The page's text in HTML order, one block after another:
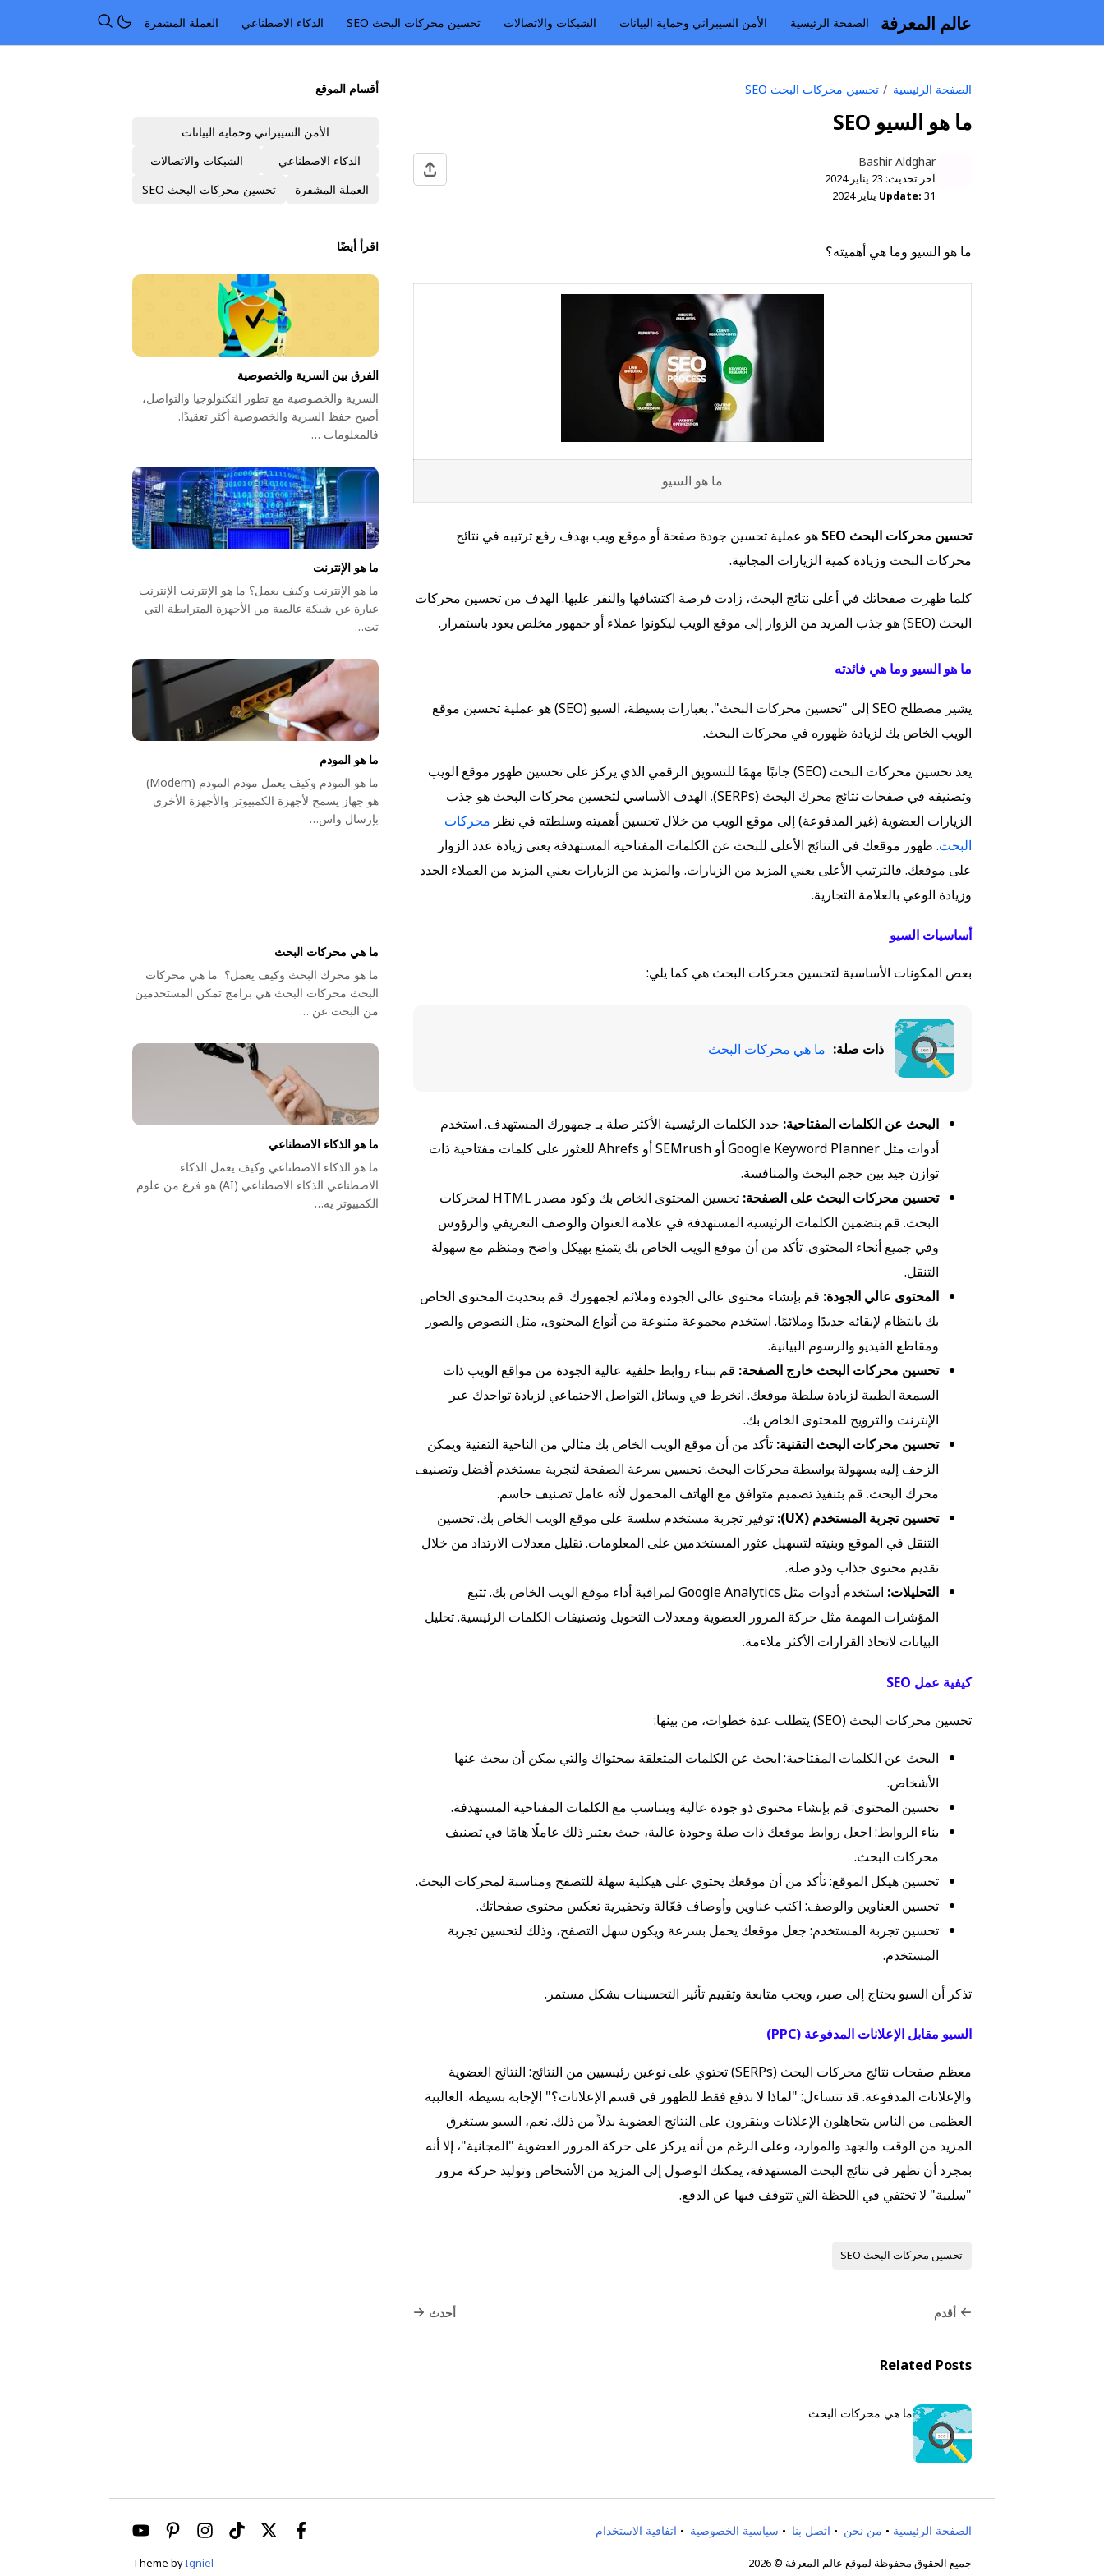
عالم المعرفة الصفحة الرئيسية الأمن السيبراني وحماية البيانات الشبكات والاتصالات تحسين محركات البحث SEO الذكاء الاصطناعي العملة المشفرة
الصفحة الرئيسية تحسين محركات البحث SEO
ما هو السيو SEO
Bashir Aldghar
آخر تحديث: 23 يناير 2024
Update: 31 يناير 2024
ما هو السيو وما هي أهميته؟
ما هو السيو
تحسين محركات البحث SEO
هو عملية تحسين جودة صفحة أو موقع ويب بهدف رفع ترتيبه في نتائج
محركات البحث وزيادة كمية الزيارات المجانية.
كلما ظهرت صفحاتك في أعلى نتائج البحث، زادت فرصة اكتشافها والنقر عليها. الهدف من تحسين محركات
البحث (SEO) هو جذب المزيد من الزوار إلى موقع الويب ليكونوا عملاء أو جمهور مخلص يعود باستمرار.
ما هو السيو وما هي فائدته
يشير مصطلح SEO إلى "تحسين محركات البحث". بعبارات بسيطة، السيو (SEO) هو عملية تحسين موقع
الويب الخاص بك لزيادة ظهوره في محركات البحث.
يعد تحسين محركات البحث (SEO) جانبًا مهمًا للتسويق الرقمي الذي يركز على تحسين ظهور موقع الويب
وتصنيفه في صفحات نتائج محرك البحث (SERPs). الهدف الأساسي لتحسين محركات البحث هو جذب
الزيارات العضوية (غير المدفوعة) إلى موقع الويب من خلال تحسين أهميته وسلطته في نظر محركات
البحث. ظهور موقعك في النتائج الأعلى للبحث عن الكلمات المفتاحية المستهدفة يعني زيادة عدد الزوار
على موقعك. فالترتيب الأعلى يعني المزيد من الزيارات. والمزيد من الزيارات يعني المزيد من العملاء الجدد
وزيادة الوعي بالعلامة التجارية.
أساسيات السيو
بعض المكونات الأساسية لتحسين محركات البحث هي كما يلي:
ذات صلة: ما هي محركات البحث
البحث عن الكلمات المفتاحية: حدد الكلمات الرئيسية الأكثر صلة بـ جمهورك المستهدف. استخدم
أدوات مثل Google Keyword Planner أو SEMrush أو Ahrefs للعثور على كلمات مفتاحية ذات
توازن جيد بين حجم البحث والمنافسة.
تحسين محركات البحث على الصفحة:
تحسين المحتوى الخاص بك وكود مصدر HTML لمحركات
البحث. قم بتضمين الكلمات الرئيسية المستهدفة في علامة العنوان والوصف التعريفي والرؤوس
وفي جميع أنحاء المحتوى. تأكد من أن موقع الويب الخاص بك يتمتع بهيكل واضح ومنظم مع سهولة
التنقل.
المحتوى عالي الجودة: قم بإنشاء محتوى عالي الجودة وملائم لجمهورك. قم بتحديث المحتوى الخاص
بك بانتظام لإبقائه جديدًا وملائمًا. استخدم مجموعة متنوعة من أنواع المحتوى، مثل النصوص والصور
ومقاطع الفيديو والرسوم البيانية.
تحسين محركات البحث خارج الصفحة: قم ببناء روابط خلفية عالية الجودة من مواقع الويب ذات
السمعة الطيبة لزيادة سلطة موقعك. انخرط في وسائل التواصل الاجتماعي لزيادة تواجدك عبر
الإنترنت والترويج للمحتوى الخاص بك.
تحسين محركات البحث التقنية: تأكد من أن موقع الويب الخاص بك مثالي من الناحية التقنية ويمكن
الزحف إليه بسهولة بواسطة محركات البحث. تحسين سرعة الصفحة لتجربة مستخدم أفضل وتصنيف
محرك البحث. قم بتنفيذ تصميم متوافق مع الهاتف المحمول لأنه عامل تصنيف حاسم.
تحسين تجربة المستخدم (UX):
توفير تجربة مستخدم سلسة على موقع الويب الخاص بك. تحسين
التنقل في الموقع وبنيته لتسهيل عثور المستخدمين على المعلومات. تقليل معدلات الارتداد من خلال
تقديم محتوى جذاب وذو صلة.
التحليلات:
استخدم أدوات مثل Google Analytics لمراقبة أداء موقع الويب الخاص بك. تتبع
المؤشرات المهمة مثل حركة المرور العضوية ومعدلات التحويل وتصنيفات الكلمات الرئيسية. تحليل
البيانات لاتخاذ القرارات الأكثر ملاءمة.
كيفية عمل SEO
تحسين محركات البحث (SEO) يتطلب عدة خطوات، من بينها:
البحث عن الكلمات المفتاحية: ابحث عن الكلمات المتعلقة بمحتواك والتي يمكن أن يبحث عنها
الأشخاص.
تحسين المحتوى: قم بإنشاء محتوى ذو جودة عالية ويتناسب مع الكلمات المفتاحية المستهدفة.
بناء الروابط: اجعل روابط موقعك ذات صلة وجودة عالية، حيث يعتبر ذلك عاملًا هامًا في تصنيف
محركات البحث.
تحسين هيكل الموقع: تأكد من أن موقعك يحتوي على هيكلية سهلة للتصفح ومناسبة لمحركات البحث.
تحسين العناوين والوصف: اكتب عناوين وأوصاف فعّالة وتحفيزية تعكس محتوى صفحاتك.
تحسين تجربة المستخدم: جعل موقعك يحمل بسرعة ويكون سهل التصفح، وذلك لتحسين تجربة
المستخدم.
تذكر أن السيو يحتاج إلى صبر، ويجب متابعة وتقييم تأثير التحسينات بشكل مستمر.
السيو مقابل الإعلانات المدفوعة (PPC)
معظم صفحات نتائج محركات البحث (SERPs) تحتوي على نوعين رئيسيين من النتائج: النتائج العضوية
والإعلانات المدفوعة. قد تتساءل: "لماذا لا ندفع فقط للظهور في قسم الإعلانات؟" الإجابة بسيطة. الغالبية
العظمى من الناس يتجاهلون الإعلانات وينقرون على النتائج العضوية بدلاً من ذلك. نعم، السيو يستغرق
المزيد من الوقت والجهد والموارد، وعلى الرغم من أنه يركز على حركة المرور العضوية "المجانية"، إلا أنه
بمجرد أن تظهر في نتائج البحث المستهدفة، يمكنك الوصول إلى المزيد من الأشخاص وتوليد حركة مرور
"سلبية" لا تختفي في اللحظة التي تتوقف فيها عن الدفع.
تحسين محركات البحث SEO
أقدم أحدث
Related Posts
ما هي محركات البحث
أقسام الموقع
الأمن السيبراني وحماية البيانات
الذكاء الاصطناعي
الشبكات والاتصالات
العملة المشفرة
تحسين محركات البحث SEO
اقرأ أيضًا
الفرق بين السرية والخصوصية
السرية والخصوصية مع تطور التكنولوجيا والتواصل،
أصبح حفظ السرية والخصوصية أكثر تعقيدًا.
فالمعلومات …
ما هو الإنترنت
ما هو الإنترنت وكيف يعمل؟ ما هو الإنترنت الإنترنت
عبارة عن شبكة عالمية من الأجهزة المترابطة التي
تت…
ما هو المودم
ما هو المودم وكيف يعمل مودم المودم (Modem)
هو جهاز يسمح لأجهزة الكمبيوتر والأجهزة الأخرى
بإرسال واس…
ما هي محركات البحث
ما هو محرك البحث وكيف يعمل؟ ما هي محركات
البحث محركات البحث هي برامج تمكن المستخدمين
من البحث عن …
ما هو الذكاء الاصطناعي
ما هو الذكاء الاصطناعي وكيف يعمل الذكاء
الاصطناعي الذكاء الاصطناعي (AI) هو فرع من علوم
الكمبيوتر يه…
الصفحة الرئيسية من نحن اتصل بنا سياسية الخصوصية اتفاقية الاستخدام
جميع الحقوق محفوظة لموقع عالم المعرفة © 2026 Theme byIgniel